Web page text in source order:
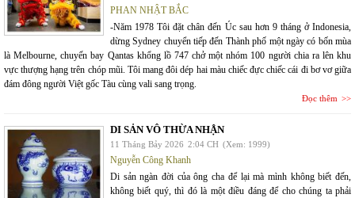
PHAN NHẬT BẮC
-Năm 1978 Tôi đặt chân đến Úc sau hơn 9 tháng ở Indonesia,
dừng Sydney chuyển tiếp đến Thành phố một ngày có bốn mùa
là Melbourne, chuyến bay Qantas khổng lồ 747 chở một nhóm 100 người chia ra lên khu
vực thượng hạng trên chóp mũi. Tôi mang đôi dép hai màu chiếc đực chiếc cái đi bơ vơ giữa
đám đông người Việt gốc Tàu cùng vali sang trọng.
Đọc thêm
DI SẢN VÔ THỪA NHẬN
11 Tháng Bảy 2026 2:04 CH (Xem: 1999)
Nguyễn Công Khanh
Di sản ngàn đời của ông cha để lại mà mình không biết đến,
không biết quý, thì đó là một điều đáng để cho chúng ta phải